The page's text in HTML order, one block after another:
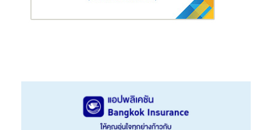
ณรัชฏ์ วัชรเพชร์ ผู้จัดการผลิตภัณฑ์ เครื่องดื่มตราช้าง